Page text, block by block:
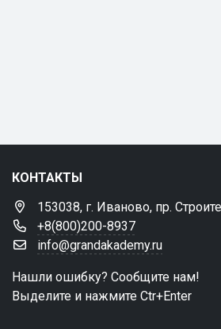
КОНТАКТЫ
153038, г. Иваново, пр.
+8(800)200-8937
info@grandakademy.ru
Нашли ошибку? Сообщите нам!
Выделите и нажмите Ctr+Enter